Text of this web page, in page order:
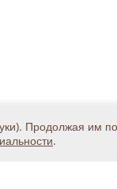
Продолжая им
.